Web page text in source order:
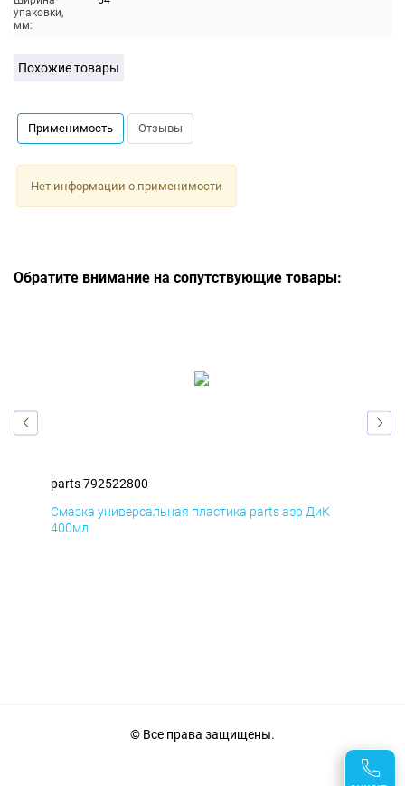
упаковки,
мм:
Похожие товары
Применимость Отзывы
Нет информации о применимости
Обратите внимание на сопутствующие товары:
parts 792522800
Смазка универсальная пластика parts аэр ДиК
400мл
© Все права защищены.